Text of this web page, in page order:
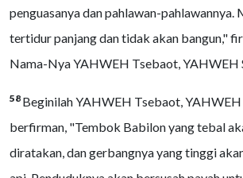
penguasanya dan pahlawan-pahlawannya.
tertidur panjang dan tidak akan bangun,"
Nama-Nya YAHWEH Tsebaot, YAHWEH
58 Beginilah YAHWEH Tsebaot, YAHWEH
berfirman, "Tembok Babilon yang tebal
diratakan, dan gerbangnya yang tinggi